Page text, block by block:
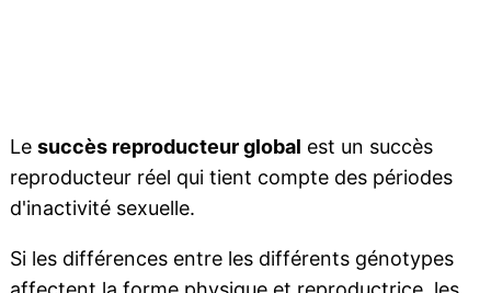
Le succès reproducteur global est un succès
reproducteur réel qui tient compte des périodes
d'inactivité sexuelle.
Si les différences entre les différents génotypes